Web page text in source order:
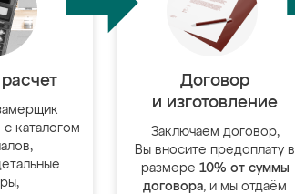
каталогом
Договор
и изготовление
Заключаем договор,
Вы вносите предоплату в
размере 10% от суммы
договора, и мы отдаём